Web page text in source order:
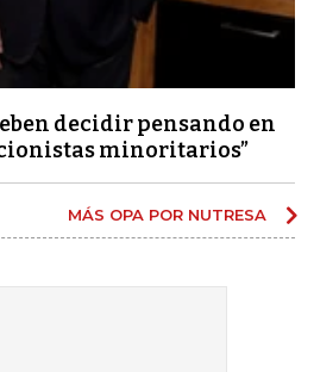
decidir pensando en
minoritarios”
MÁS OPA POR NUTRESA